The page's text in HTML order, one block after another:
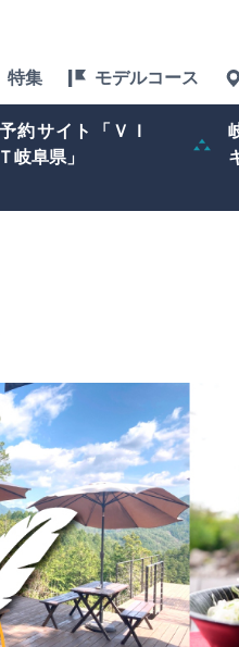
特集 モデルコース
約サイト「ＶＩ
岐阜県」